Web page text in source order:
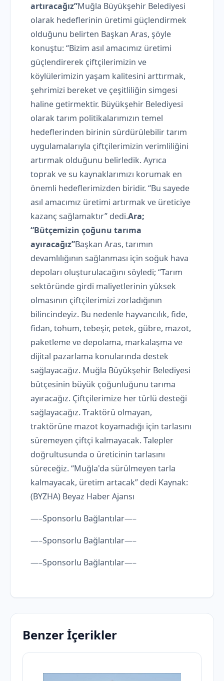
artıracağız”Muğla Büyükşehir Belediyesi
olarak hedeflerinin üretimi güçlendirmek
olduğunu belirten Başkan Aras, şöyle
konuştu: “Bizim asıl amacımız üretimi
güçlendirerek çiftçilerimizin ve
köylülerimizin yaşam kalitesini arttırmak,
şehrimizi bereket ve çeşitliliğin simgesi
haline getirmektir. Büyükşehir Belediyesi
olarak tarım politikalarımızın temel
hedeflerinden birinin sürdürülebilir tarım
uygulamalarıyla çiftçilerimizin verimliliğini
artırmak olduğunu belirledik. Ayrıca
toprak ve su kaynaklarımızı korumak en
önemli hedeflerimizden biridir. “Bu sayede
asıl amacımız üretimi artırmak ve üreticiye
kazanç sağlamaktır” dedi.Ara;
“Bütçemizin çoğunu tarıma
ayıracağız”Başkan Aras, tarımın
devamlılığının sağlanması için soğuk hava
depoları oluşturulacağını söyledi; “Tarım
sektöründe girdi maliyetlerinin yüksek
olmasının çiftçilerimizi zorladığının
bilincindeyiz. Bu nedenle hayvancılık, fide,
fidan, tohum, tebeşir, petek, gübre, mazot,
paketleme ve depolama, markalaşma ve
dijital pazarlama konularında destek
sağlayacağız. Muğla Büyükşehir Belediyesi
bütçesinin büyük çoğunluğunu tarıma
ayıracağız. Çiftçilerimize her türlü desteği
sağlayacağız. Traktörü olmayan,
traktörüne mazot koyamadığı için tarlasını
süremeyen çiftçi kalmayacak. Talepler
doğrultusunda o üreticinin tarlasını
süreceğiz. “Muğla'da sürülmeyen tarla
kalmayacak, üretim artacak” dedi Kaynak:
(BYZHA) Beyaz Haber Ajansı
—–Sponsorlu Bağlantılar—–
—–Sponsorlu Bağlantılar—–
—–Sponsorlu Bağlantılar—–
Benzer İçerikler